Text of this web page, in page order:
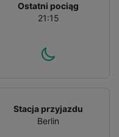
Ostatni pociąg
21:15
Stacja przyjazdu
Berlin